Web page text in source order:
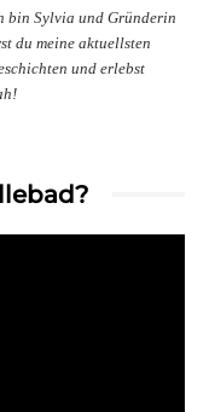
bin Sylvia und Gründerin
du meine aktuellsten
und erlebst